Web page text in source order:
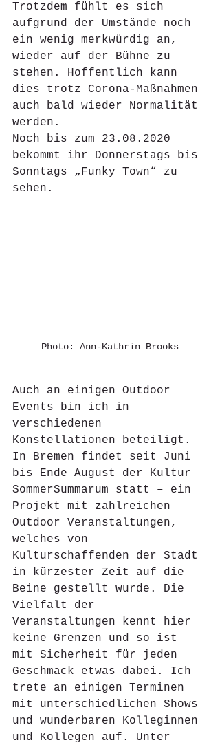
Trotzdem fühlt es sich
aufgrund der Umstände noch
ein wenig merkwürdig an,
wieder auf der Bühne zu
stehen. Hoffentlich kann
dies trotz Corona-Maßnahmen
auch bald wieder Normalität
werden.
Noch bis zum 23.08.2020
bekommt ihr Donnerstags bis
Sonntags „Funky Town“ zu
sehen.
Photo: Ann-Kathrin Brooks
Auch an einigen Outdoor
Events bin ich in
verschiedenen
Konstellationen beteiligt.
In Bremen findet seit Juni
bis Ende August der Kultur
SommerSummarum statt – ein
Projekt mit zahlreichen
Outdoor Veranstaltungen,
welches von
Kulturschaffenden der Stadt
in kürzester Zeit auf die
Beine gestellt wurde. Die
Vielfalt der
Veranstaltungen kennt hier
keine Grenzen und so ist
mit Sicherheit für jeden
Geschmack etwas dabei. Ich
trete an einigen Terminen
mit unterschiedlichen Shows
und wunderbaren Kolleginnen
und Kollegen auf. Unter